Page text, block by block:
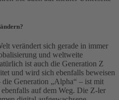
verändert sich gerade in immer
und weltweite
ist auch die Generation Z
und wird sich ebenfalls beweisen
Generation „Alpha“ – ist mit
auf dem Weg. Die Z-ler